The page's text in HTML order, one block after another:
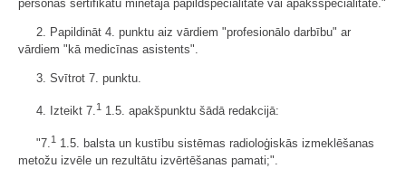
personas sertifikātu minētajā papildspecialitātē vai apakšspecialitātē."
2. Papildināt 4. punktu aiz vārdiem "profesionālo darbību" ar
vārdiem "kā medicīnas asistents".
3. Svītrot 7. punktu.
4. Izteikt 7. 1 1.5. apakšpunktu šādā redakcijā:
"7.1 1.5. balsta un kustību sistēmas radioloģiskās izmeklēšanas
metožu izvēle un rezultātu izvērtēšanas pamati;".